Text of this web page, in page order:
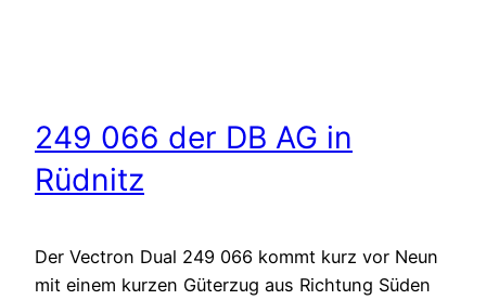
249 066 der DB AG in
Rüdnitz
Der Vectron Dual 249 066 kommt kurz vor Neun
mit einem kurzen Güterzug aus Richtung Süden